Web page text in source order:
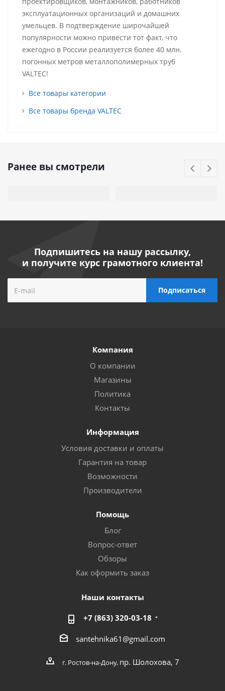
эксплуатационных организаций и домашних
умельцев. В подтверждение широчайшей
популярности можно привести тот факт, что
ежегодно в России реализуется более 40 млн.
погонных метров металлополимерных труб
VALTEC!
Все товары категории
Все товары бренда VALTEC
Ранее вы смотрели
Подпишитесь на нашу рассылку,
и получите курс грамотного клиента!
Компания
О компании
Магазины
Политика
Контакты
Информация
Условия доставки и оплаты
Гарантия на товар
Возможности
Производители
Помощь
Блог
Вопрос-ответ
Обзоры
Как оформить заказ
Наши контакты
+7 (863) 320-03-18
santehnika61@gmail.com
г. Ростов-на-Дону, пр. Шолохова, 7